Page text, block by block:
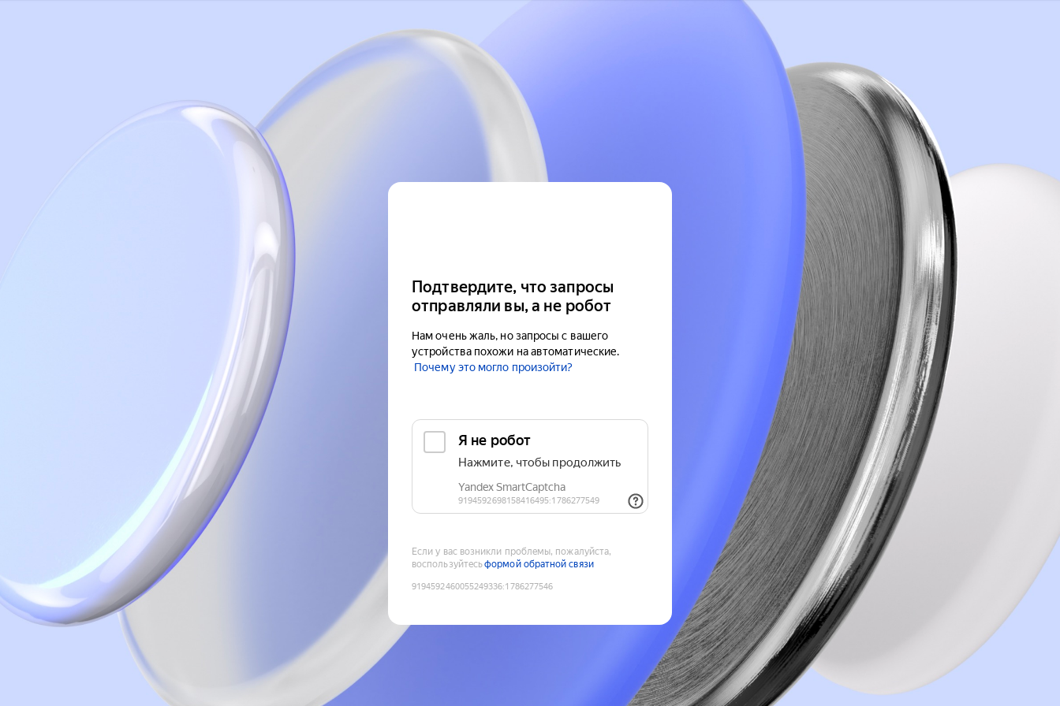
Подтвердите, что запросы
отправляли вы, а не робот
Нам очень жаль, но запросы с вашего
устройства похожи на автоматические.
Почему это могло произойти?
Если у вас возникли проблемы, пожалуйста,
воспользуйтесьформой обратной связи
9194592460055249336:1786277546